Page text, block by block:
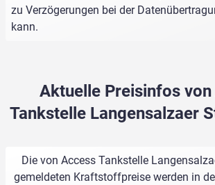
zu Verzögerungen bei der
kann.
Aktuelle Preisinfos
Tankstelle Langensalzaer
Die von Access Tankstelle
gemeldeten Kraftstoffpreise werden in